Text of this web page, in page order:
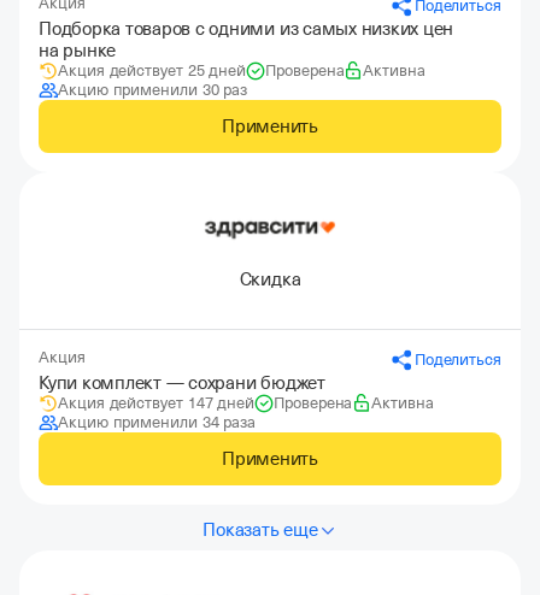
Поделиться
Подборка товаров с одними из самых низких цен
на рынке
Акция действует 25 дней Проверена
Активна
Акцию применили 30 раз
Применить
Скидка
Акция Поделиться
Купи комплект — сохрани бюджет
Акция действует 147 дней Проверена
Активна
Акцию применили 34 раза
Применить
Показать еще